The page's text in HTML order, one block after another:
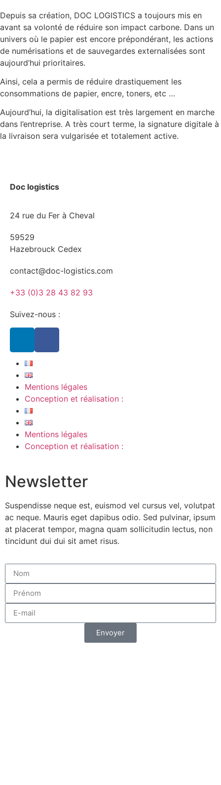
Depuis sa création, DOC LOGISTICS a toujours mis en
avant sa volonté de réduire son impact carbone. Dans un
univers où le papier est encore prépondérant, les actions
de numérisations et de sauvegardes externalisées sont
aujourd’hui prioritaires.
Ainsi, cela a permis de réduire drastiquement les
consommations de papier, encre, toners, etc …
Aujourd’hui, la digitalisation est très largement en marche
dans l’entreprise. A très court terme, la signature digitale à
la livraison sera vulgarisée et totalement active.
Doc logistics
24 rue du Fer à Cheval
59529
Hazebrouck Cedex
contact@doc-logistics.com
+33 (0)3 28 43 82 93
Suivez-nous :
Mentions légales
Conception et réalisation :
Mentions légales
Conception et réalisation :
Newsletter
Suspendisse neque est, euismod vel cursus vel, volutpat
ac neque. Mauris eget dapibus odio. Sed pulvinar, ipsum
at placerat tempor, magna quam sollicitudin lectus, non
tincidunt dui dui sit amet risus.
Envoyer